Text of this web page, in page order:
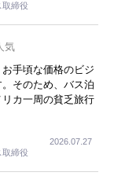
取締役
気
手頃な価格のビジ
そのため、バス泊
カ一周の貧乏旅行
方から夜の便を利
からできたことで
たと聞くと、疲れ
取締役
2026.07.27